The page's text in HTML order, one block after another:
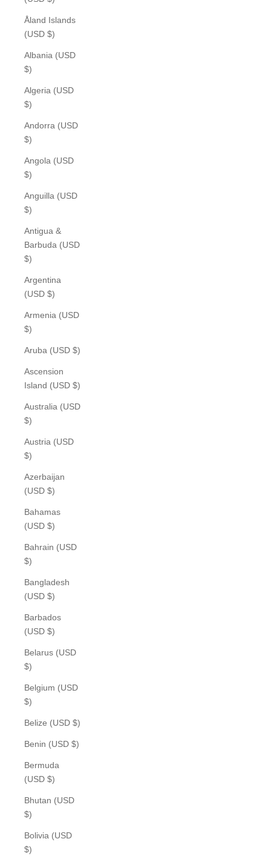
Åland Islands
(USD $)
Albania (USD
$)
Algeria (USD
$)
Andorra (USD
$)
Angola (USD
$)
Anguilla (USD
$)
Antigua &
Barbuda (USD
$)
Argentina
(USD $)
Armenia (USD
$)
Aruba (USD $)
Ascension
Island (USD $)
Australia (USD
$)
Austria (USD
$)
Azerbaijan
(USD $)
Bahamas
(USD $)
Bahrain (USD
$)
Bangladesh
(USD $)
Barbados
(USD $)
Belarus (USD
$)
Belgium (USD
$)
Belize (USD $)
Benin (USD $)
Bermuda
(USD $)
Bhutan (USD
$)
Bolivia (USD
$)